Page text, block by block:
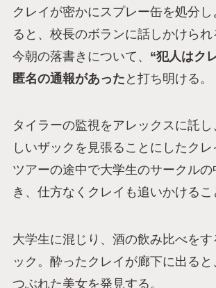
クレイが密かにスプレー缶を処分
ると、校長のボランに話しかけら
今朝の落書きについて、 “犯人はク
匿名の通報があった と打ち明ける。
タイラーの監視をアレックスに託
しいザックを見張ることにしたク
ツアーの途中で大学生のサークル
き、仕方なくクレイも追いかけるこ
大学生に混じり、酒の飲み比べを
ック。酔ったクレイが廊下に出る
つぶれた美女を発見する。